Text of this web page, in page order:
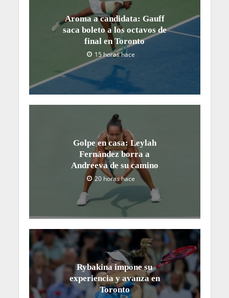
Aroma a candidata: Gauff
saca boleto a los octavos de
final en Toronto
15 horas hace
Golpe en casa: Leylah
Fernández borra a
Andreeva de su camino
20 horas hace
Rybakina impone su
experiencia y avanza en
Toronto